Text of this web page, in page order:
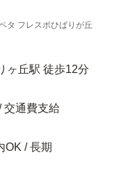
タ フレスポひばりが丘
ヶ丘駅 徒歩12分
交通費支給
OK / 長期